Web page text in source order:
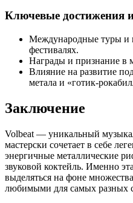
Ключевые достижения
Международные туры и
фестивалях.
Награды и признание в
Влияние на развитие
метала и «готик-
Заключение
Volbeat — уникальный
мастерски сочетает в себе
энергичные металлические
звуковой коктейль. Именно
выделяться на фоне
любимыми для самых разных